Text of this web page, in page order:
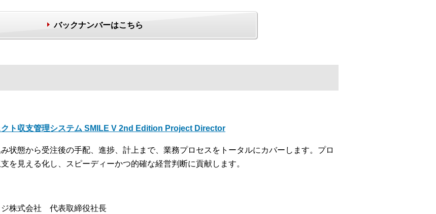
バックナンバーはこちら
クト収支管理システム SMILE V 2nd Edition Project Director
状態から受注後の手配、進捗、計上まで、業務プロセスをトータルにカバーします。プロ
を見える化し、スピーディーかつ的確な経営判断に貢献します。
ジ株式会社 代表取締役社長